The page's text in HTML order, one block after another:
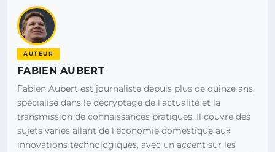
AUTEUR
FABIEN AUBERT
Fabien Aubert est journaliste depuis plus de quinze ans,
spécialisé dans le décryptage de l’actualité et la
transmission de connaissances pratiques. Il couvre des
sujets variés allant de l’économie domestique aux
innovations technologiques, avec un accent sur les